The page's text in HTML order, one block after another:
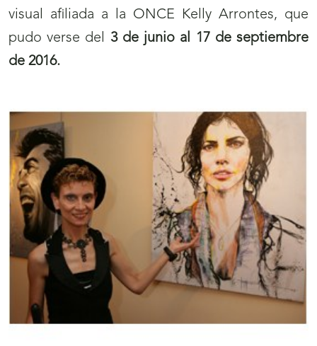
visual afiliada a la ONCE Kelly Arrontes, que
pudo verse del 3 de junio al 17 de septiembre
de 2016.